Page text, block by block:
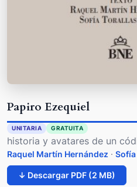
Papiro Ezequiel
UNITARIA GRATUITA
historia y avatares de un
Raquel Martín Hernández ·
↓ Descargar PDF (2 MB)